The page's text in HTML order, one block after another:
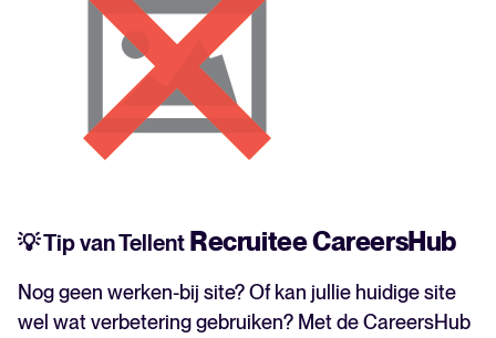
💡 Tip van Tellent Recruitee CareersHub
Nog geen werken-bij site? Of kan jullie huidige site
wel wat verbetering gebruiken? Met de CareersHub